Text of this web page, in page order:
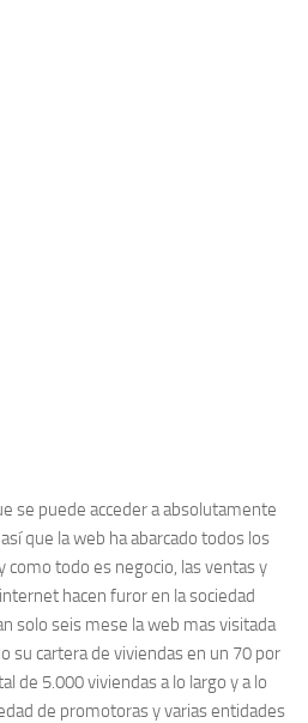
se puede acceder a absolutamente
que la web ha abarcado todos los
como todo es negocio, las ventas y
hacen furor en la sociedad
solo seis mese la web mas visitada
su cartera de viviendas en un 70 por
de 5.000 viviendas a lo largo y a lo
de promotoras y varias entidades